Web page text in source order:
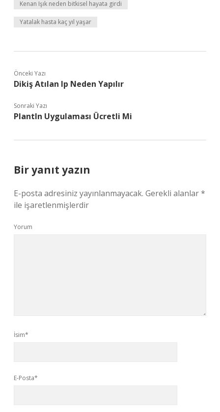
Kenan Işık neden bitkisel hayata girdi
Yatalak hasta kaç yıl yaşar
Önceki Yazı
Dikiş Atılan Ip Neden Yapılır
Sonraki Yazı
Plantln Uygulaması Ücretli Mi
Bir yanıt yazın
E-posta adresiniz yayınlanmayacak. Gerekli alanlar*
ile işaretlenmişlerdir
Yorum
İsim*
E-Posta*